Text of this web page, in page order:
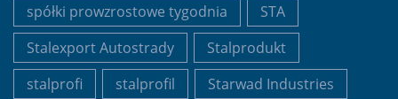
spółki prowzrostowe tygodnia
STA
Stalexport Autostrady
Stalprodukt
stalprofi
stalprofil
Starwad Industries